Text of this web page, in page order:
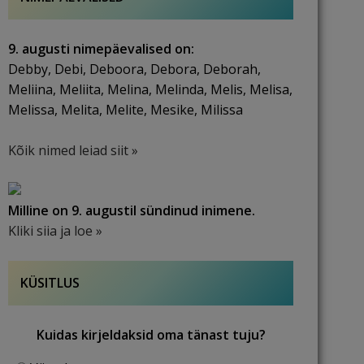
9. augusti nimepäevalised on:
Debby, Debi, Deboora, Debora, Deborah,
Meliina, Meliita, Melina, Melinda, Melis, Melisa,
Melissa, Melita, Melite, Mesike, Milissa
Kõik nimed leiad siit »
Milline on 9. augustil sündinud inimene.
Kliki siia ja loe »
KÜSITLUS
Kuidas kirjeldaksid oma tänast tuju?